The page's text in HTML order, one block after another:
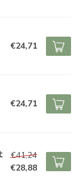
€24,71
€24,71
€41,24
€28,88